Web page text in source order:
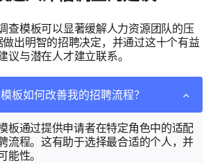
查模板可以显著缓解人力资源团队的压
出明智的招聘决定，并通过这十个有益
议与潜在人才建立联系。
板如何改善我的招聘流程？
板通过提供申请者在特定角色中的适配
流程。这有助于选择最合适的个人，并
能性。